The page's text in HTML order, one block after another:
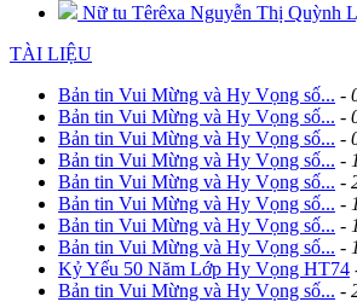
Nữ tu Têrêxa Nguyễn Thị Quỳnh
TÀI LIỆU
Bản tin Vui Mừng và Hy Vọng số... -
Bản tin Vui Mừng và Hy Vọng số... -
Bản tin Vui Mừng và Hy Vọng số... -
Bản tin Vui Mừng và Hy Vọng số... -
Bản tin Vui Mừng và Hy Vọng số... -
Bản tin Vui Mừng và Hy Vọng số... -
Bản tin Vui Mừng và Hy Vọng số... -
Bản tin Vui Mừng và Hy Vọng số... -
Kỷ Yếu 50 Năm Lớp Hy Vọng HT74
Bản tin Vui Mừng và Hy Vọng số... -